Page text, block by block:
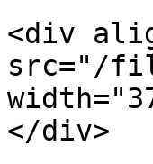
<div
src="/
</div>